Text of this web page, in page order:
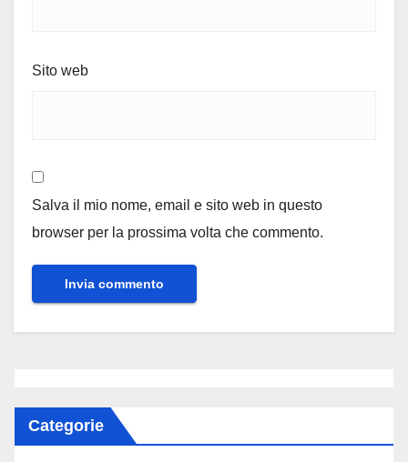
Sito web
Salva il mio nome, email e sito web in questo
browser per la prossima volta che commento.
Categorie